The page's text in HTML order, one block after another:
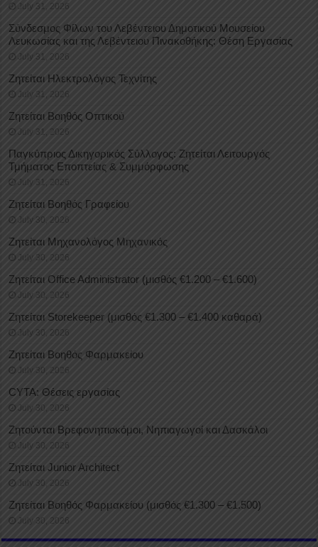
July 31, 2026
Σύνδεσμος Φίλων του Λεβέντειου Δημοτικού Μουσείου
Λευκωσίας και της Λεβέντειου Πινακοθήκης: Θέση Εργασίας
July 31, 2026
Ζητείται Ηλεκτρολόγος Τεχνίτης
July 31, 2026
Ζητείται Βοηθός Οπτικού
July 31, 2026
Παγκύπριος Δικηγορικός Σύλλογος: Ζητείται Λειτουργός
Τμήματος Εποπτείας & Συμμόρφωσης
July 31, 2026
Ζητείται Βοηθός Γραφείου
July 30, 2026
Ζητείται Μηχανολόγος Μηχανικός
July 30, 2026
Ζητείται Office Administrator (μισθός €1.200 – €1.600)
July 30, 2026
Ζητείται Storekeeper (μισθός €1.300 – €1.400 καθαρά)
July 30, 2026
Ζητείται Βοηθός Φαρμακείου
July 30, 2026
CYTA: Θέσεις εργασίας
July 30, 2026
Ζητούνται Βρεφονηπιοκόμοι, Νηπιαγωγοί και Δασκάλοι
July 30, 2026
Ζητείται Junior Architect
July 30, 2026
Ζητείται Βοηθός Φαρμακείου (μισθός €1.300 – €1.500)
July 30, 2026